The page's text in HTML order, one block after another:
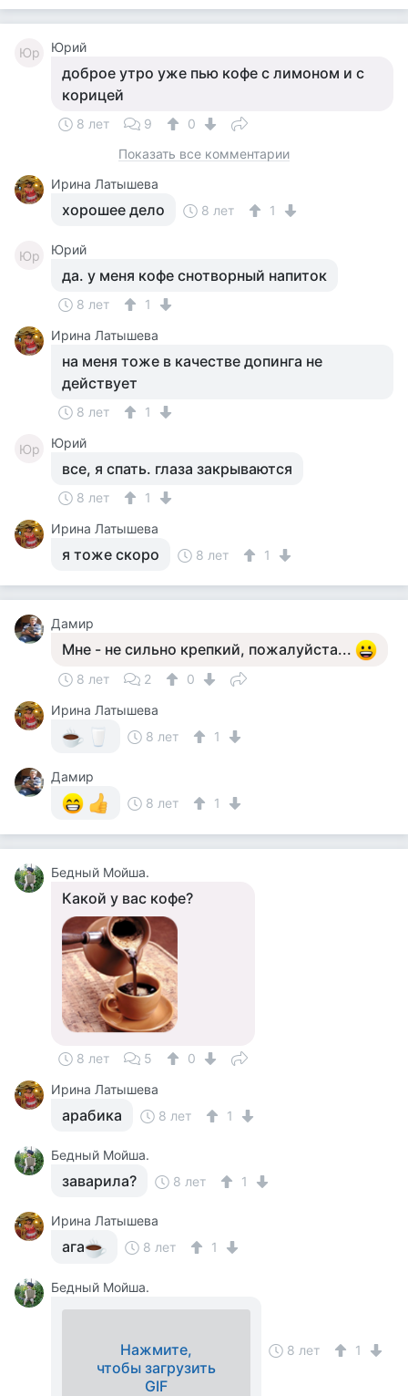
Юр Юрий
доброе утро уже пью кофе с лимоном и с
корицей
8 лет 9
0
Показать все комментарии
Ирина Латышева
хорошее дело 8 лет 1
Юр Юрий
да. у меня кофе снотворный напиток
8 лет
1
Ирина Латышева
на меня тоже в качестве допинга не
действует
8 лет 1
Юр Юрий
все, я спать. глаза закрываются
8 лет
1
Ирина Латышева
я тоже скоро 8 лет 1
Дамир
Мне - не сильно крепкий, пожалуйста...
8 лет 2
0
Ирина Латышева
8 лет
1
Дамир
8 лет
1
Бедный Мойша.
Какой у вас кофе?
8 лет 5
0
Ирина Латышева
арабика 8 лет 1
Бедный Мойша.
заварила? 8 лет 1
Ирина Латышева
ага 8 лет 1
Бедный Мойша.
Нажмите,
чтобы загрузить
GIF
8 лет 1